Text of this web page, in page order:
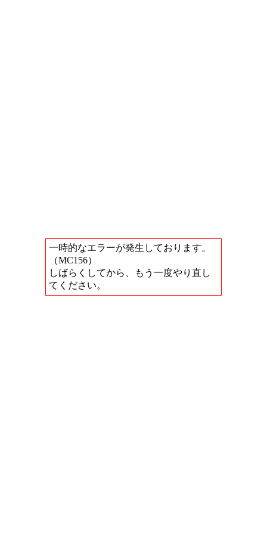
一時的なエラーが発生しております。
（MC156）
しばらくしてから、もう一度やり直し
てください。